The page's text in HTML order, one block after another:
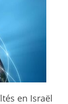
en Israël